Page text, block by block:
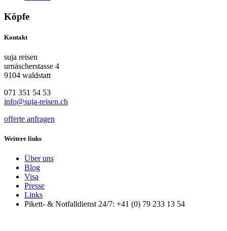
Köpfe
Kontakt
suja reisen
urnäscherstasse 4
9104 waldstatt
071 351 54 53
info@suja-reisen.ch
offerte anfragen
Weitere links
Über uns
Blog
Visa
Presse
Links
Pikett- & Notfalldienst 24/7: +41 (0) 79 233 13 54